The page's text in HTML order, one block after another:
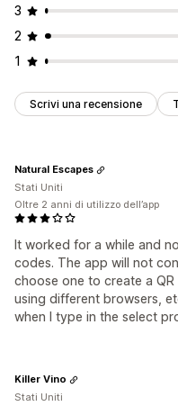
3
2
1
Scrivi una recensione
It worked for a while and
codes. The app will not
choose one to create a
using different browsers,
when I type in the select
Natural Escapes
Stati Uniti
Oltre 2 anni di utilizzo dell’app
Killer Vino
Stati Uniti